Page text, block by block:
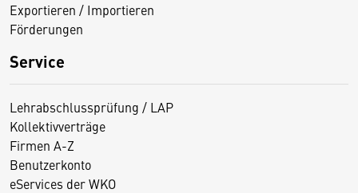
Exportieren / Importieren
Förderungen
Service
Lehrabschlussprüfung / LAP
Kollektivverträge
Firmen A-Z
Benutzerkonto
eServices der WKO